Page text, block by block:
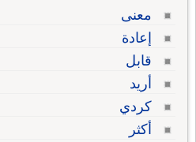
معنى
إعادة
قابل
أريد
كردي
أكثر